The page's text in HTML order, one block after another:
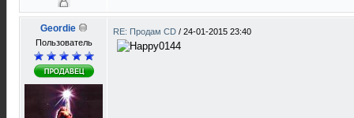
Geordie
Пользователь
RE: Продам CD / 24-01-2015 23:40